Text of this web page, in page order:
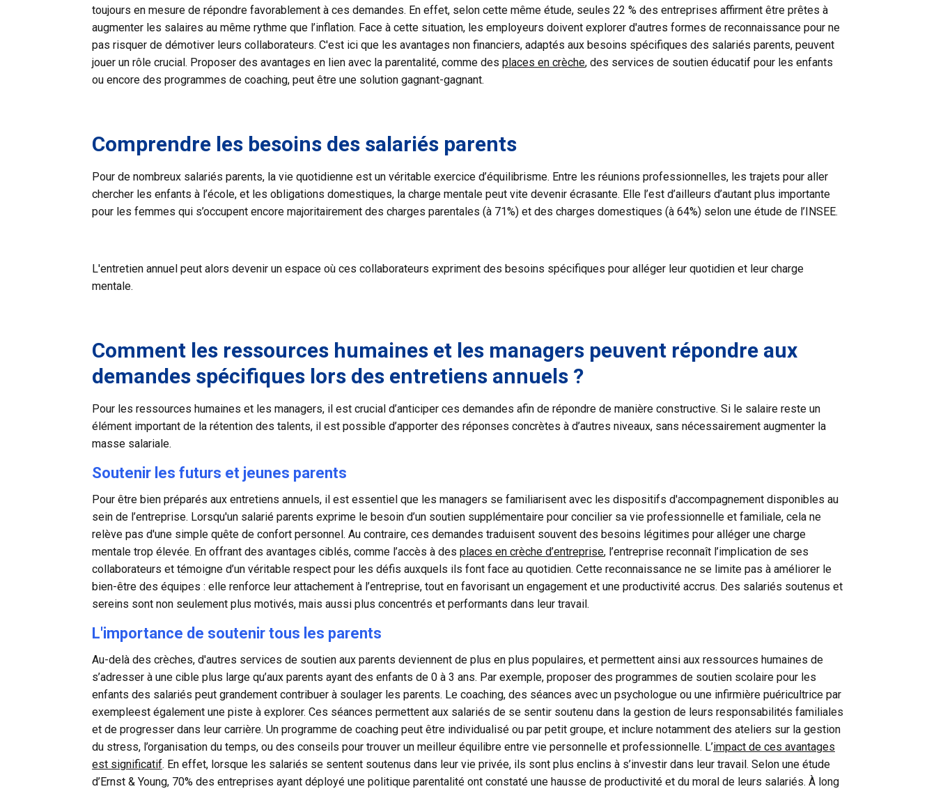
toujours en mesure de répondre favorablement à ces demandes. En effet, selon cette même étude, seules 22 % des entreprises affirment être prêtes à
augmenter les salaires au même rythme que l’inflation. Face à cette situation, les employeurs doivent explorer d'autres formes de reconnaissance pour ne
pas risquer de démotiver leurs collaborateurs. C'est ici que les avantages non financiers, adaptés aux besoins spécifiques des salariés parents, peuvent
jouer un rôle crucial. Proposer des avantages en lien avec la parentalité, comme des places en crèche, des services de soutien éducatif pour les enfants
ou encore des programmes de coaching, peut être une solution gagnant-gagnant.
Comprendre les besoins des salariés parents
Pour de nombreux salariés parents, la vie quotidienne est un véritable exercice d’équilibrisme. Entre les réunions professionnelles, les trajets pour aller
chercher les enfants à l’école, et les obligations domestiques, la charge mentale peut vite devenir écrasante. Elle l’est d’ailleurs d’autant plus importante
pour les femmes qui s’occupent encore majoritairement des charges parentales (à 71%) et des charges domestiques (à 64%) selon une étude de l’INSEE.
L'entretien annuel peut alors devenir un espace où ces collaborateurs expriment des besoins spécifiques pour alléger leur quotidien et leur charge
mentale.
Comment les ressources humaines et les managers peuvent répondre aux
demandes spécifiques lors des entretiens annuels ?
Pour les ressources humaines et les managers, il est crucial d’anticiper ces demandes afin de répondre de manière constructive. Si le salaire reste un
élément important de la rétention des talents, il est possible d’apporter des réponses concrètes à d’autres niveaux, sans nécessairement augmenter la
masse salariale.
Soutenir les futurs et jeunes parents
Pour être bien préparés aux entretiens annuels, il est essentiel que les managers se familiarisent avec les dispositifs d'accompagnement disponibles au
sein de l’entreprise. Lorsqu'un salarié parents exprime le besoin d’un soutien supplémentaire pour concilier sa vie professionnelle et familiale, cela ne
relève pas d'une simple quête de confort personnel. Au contraire, ces demandes traduisent souvent des besoins légitimes pour alléger une charge
mentale trop élevée. En offrant des avantages ciblés, comme l’accès à des places en crèche d’entreprise, l’entreprise reconnaît l’implication de ses
collaborateurs et témoigne d’un véritable respect pour les défis auxquels ils font face au quotidien. Cette reconnaissance ne se limite pas à améliorer le
bien-être des équipes : elle renforce leur attachement à l’entreprise, tout en favorisant un engagement et une productivité accrus. Des salariés soutenus et
sereins sont non seulement plus motivés, mais aussi plus concentrés et performants dans leur travail.
L'importance de soutenir tous les parents
Au-delà des crèches, d'autres services de soutien aux parents deviennent de plus en plus populaires, et permettent ainsi aux ressources humaines de
s’adresser à une cible plus large qu’aux parents ayant des enfants de 0 à 3 ans. Par exemple, proposer des programmes de soutien scolaire pour les
enfants des salariés peut grandement contribuer à soulager les parents. Le coaching, des séances avec un psychologue ou une infirmière puéricultrice par
exempleest également une piste à explorer. Ces séances permettent aux salariés de se sentir soutenu dans la gestion de leurs responsabilités familiales
et de progresser dans leur carrière. Un programme de coaching peut être individualisé ou par petit groupe, et inclure notamment des ateliers sur la gestion
du stress, l’organisation du temps, ou des conseils pour trouver un meilleur équilibre entre vie personnelle et professionnelle. L’impact de ces avantages
est significatif. En effet, lorsque les salariés se sentent soutenus dans leur vie privée, ils sont plus enclins à s’investir dans leur travail. Selon une étude
d’Ernst & Young, 70% des entreprises ayant déployé une politique parentalité ont constaté une hausse de productivité et du moral de leurs salariés. À long